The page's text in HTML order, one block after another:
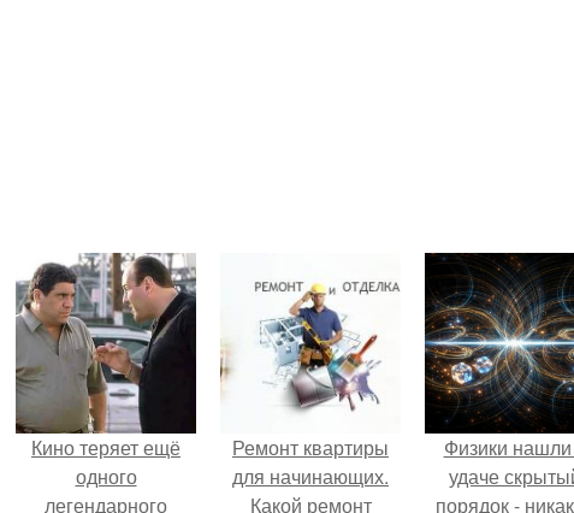
Кино теряет ещё
одного
легендарного
Ремонт квартиры
для начинающих.
Какой ремонт
Физики
удаче
порядок -